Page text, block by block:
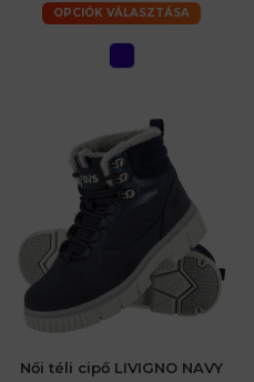
OPCIÓK VÁLASZTÁSA
Női téli cipő LIVIGNO NAVY